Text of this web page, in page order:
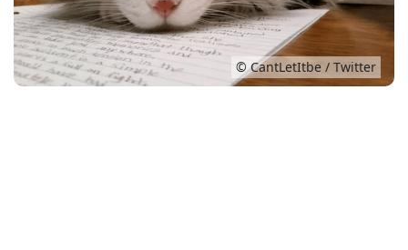
© CantLetItbe / Twitter